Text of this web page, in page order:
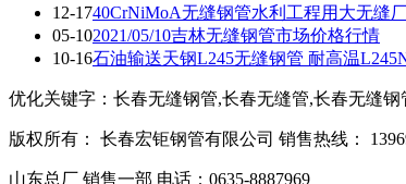
12-1740CrNiMoA无缝钢管水利工程用大无缝
05-102021/05/10吉林无缝钢管市场价格行情
10-16石油输送天钢L245无缝钢管 耐高温
优化关键字：长春无缝钢管,长春无缝管,长春无缝
版权所有： 长春宏钜钢管有限公司 销售热线：
山东总厂 销售一部 电话：0635-8887969